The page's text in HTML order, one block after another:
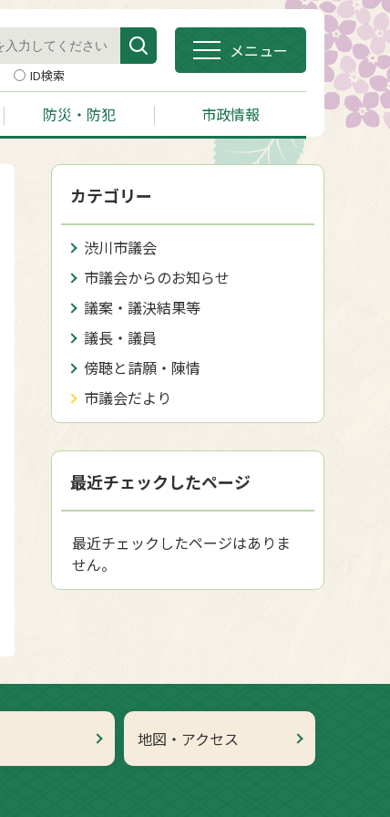
ID検索
メニュー
防災・防犯 市政情報
カテゴリー
渋川市議会
市議会からのお知らせ
議案・議決結果等
議長・議員
傍聴と請願・陳情
市議会だより
最近チェックしたページ
最近チェックしたページはありま
せん。
地図・アクセス